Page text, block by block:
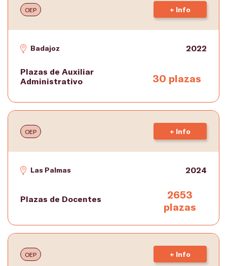
OEP + Info
Badajoz 2022
Plazas de Auxiliar
Administrativo
30 plazas
OEP + Info
Las Palmas 2024
Plazas de Docentes
2653
plazas
OEP + Info